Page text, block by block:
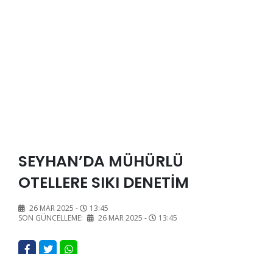
SEYHAN’DA MÜHÜRLÜ
OTELLERE SIKI DENETİM
26 MAR 2025 -
13:45
SON GÜNCELLEME:
26 MAR 2025 - 13:45